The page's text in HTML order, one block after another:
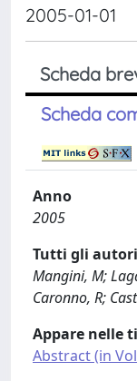
2005-01-01
Scheda
Scheda
Anno
2005
Tutti gli autori
Mangini, M;
Caronno, R;
Appare nelle
Abstract (in